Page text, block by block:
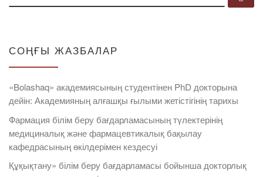
СОҢҒЫ ЖАЗБАЛАР
«Bolashaq» академиясының студентінен PhD докторына
дейін: Академияның алғашқы ғылыми жетістігінің тарихы
Фармация білім беру бағдарламасының түлектерінің
медициналық және фармацевтикалық бақылау
кафедрасының өкілдерімен кездесуі
Құқықтану» білім беру бағдарламасы бойынша докторлық